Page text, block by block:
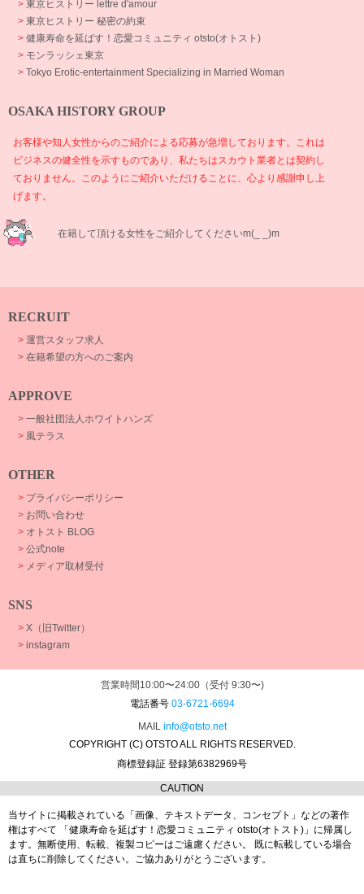
> 東京ヒストリー lettre d'amour
> 東京ヒストリー 秘密の約束
> 健康寿命を延ばす！恋愛コミュニティ otsto(オトスト)
> モンラッシェ東京
> Tokyo Erotic-entertainment Specializing in Married Woman
OSAKA HISTORY GROUP
お客様や知人女性からのご紹介による応募が急増しております。これは
ビジネスの健全性を示すものであり、私たちはスカウト業者とは契約し
ておりません。このようにご紹介いただけることに、心より感謝申し上
げます。
在籍して頂ける女性をご紹介してくださいm(_ _)m
RECRUIT
> 運営スタッフ求人
> 在籍希望の方へのご案内
APPROVE
> 一般社団法人ホワイトハンズ
> 風テラス
OTHER
> プライバシーポリシー
> お問い合わせ
> オトスト BLOG
> 公式note
> メディア取材受付
SNS
> X（旧Twitter）
> instagram
営業時間10:00〜24:00（受付 9:30〜)
電話番号 03-6721-6694
MAIL info@otsto.net
COPYRIGHT (C) OTSTO ALL RIGHTS RESERVED.
商標登録証 登録第6382969号
CAUTION
当サイトに掲載されている「画像、テキストデータ、コンセプト」などの著作
権はすべて 「健康寿命を延ばす！恋愛コミュニティ otsto(オトスト)」に帰属し
ます。 無断使用、転載、複製コピーはご遠慮ください。
既に転載している場合
は直ちに削除してください。ご協力ありがとうございます。